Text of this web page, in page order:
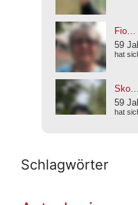
Schlagwörter